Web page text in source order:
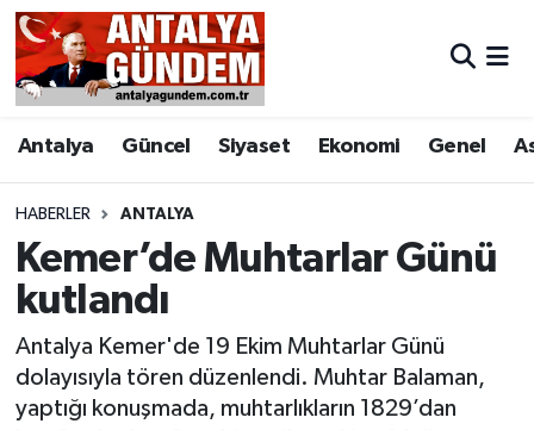
Antalya Güncel Siyaset Ekonomi Genel
HABERLER ANTALYA
Kemer’de Muhtarlar Günü
kutlandı
Antalya Kemer'de 19 Ekim Muhtarlar Günü
dolayısıyla tören düzenlendi. Muhtar Balaman,
yaptığı konuşmada, muhtarlıkların 1829’dan
Antalya
Asayiş
Bilim & Teknoloji
Bölge
EĞİTİM
Ekonomi
Antalya Nöbetçi Eczaneler
Antalya Hava Durumu
Antalya Namaz Vakitleri
Antalya Trafik Yoğunluk Haritası
Süper Lig Puan Durumu ve Fikstür
Tüm Manşetler